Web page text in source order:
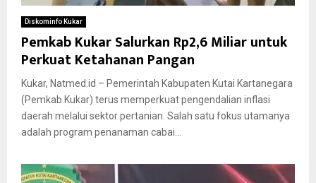
Diskominfo Kukar
Pemkab Kukar Salurkan Rp2,6 Miliar untuk
Perkuat Ketahanan Pangan
Kukar, Natmed.id – Pemerintah Kabupaten Kutai Kartanegara
(Pemkab Kukar) terus memperkuat pengendalian inflasi
daerah melalui sektor pertanian. Salah satu fokus utamanya
adalah program penanaman cabai...